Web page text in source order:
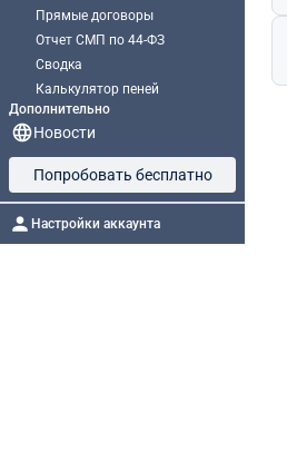
Прямые договоры
Отчет СМП по 44-ФЗ
Сводка
Калькулятор пеней
Дополнительно
Новости
Попробовать бесплатно
Настройки аккаунта